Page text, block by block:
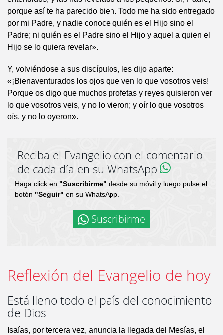
porque así te ha parecido bien. Todo me ha sido entregado
por mi Padre, y nadie conoce quién es el Hijo sino el
Padre; ni quién es el Padre sino el Hijo y aquel a quien el
Hijo se lo quiera revelar».
Y, volviéndose a sus discípulos, les dijo aparte:
«¡Bienaventurados los ojos que ven lo que vosotros veis!
Porque os digo que muchos profetas y reyes quisieron ver
lo que vosotros veis, y no lo vieron; y oír lo que vosotros
oís, y no lo oyeron».
Reciba el Evangelio con el comentario
de cada día en su WhatsApp
Haga click en "Suscribirme" desde su móvil y luego pulse el
botón "Seguir" en su WhatsApp.
Suscribirme
Reflexión del Evangelio de hoy
Está lleno todo el país del conocimiento
de Dios
Isaías, por tercera vez, anuncia la llegada del Mesías, el